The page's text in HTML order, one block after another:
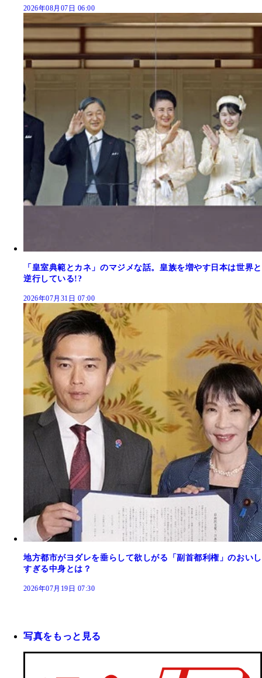
2026年08月07日 06:00
「皇室典範とカネ」のマジメな話。皇族を増やす日本は世界と
逆行している!?
2026年07月31日 07:00
地方都市がヨダレを垂らして欲しがる「副首都利権」のおいし
すぎる中身とは？
2026年07月19日 07:30
写真をもっと見る